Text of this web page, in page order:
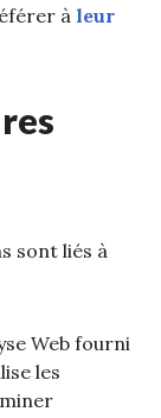
àleur
sont liés à
Web fourni
les